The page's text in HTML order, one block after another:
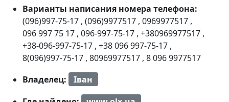
Варианты написания номера телефона:
(096)997-75-17 , (096)9977517 , 0969977517 ,
096 997 75 17 , 096-997-75-17 , +380969977517 ,
+38-096-997-75-17 , +38 096 997-75-17 ,
8(096)997-75-17 , 80969977517 , 8 096 9977517
Владелец:
Іван